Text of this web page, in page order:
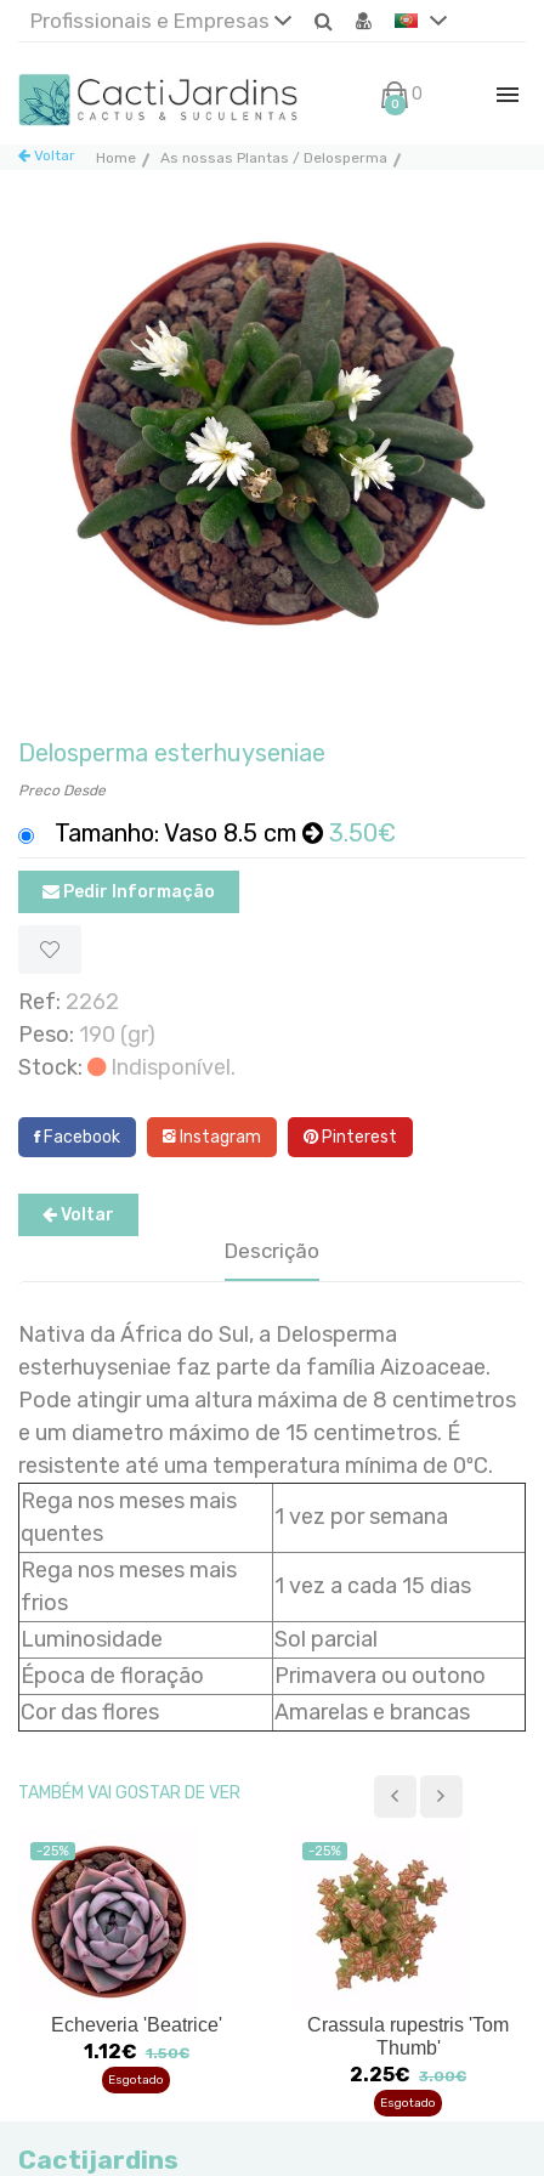
Profissionais e Empresas
0 0€
Home As nossas Plantas / Delosperma
Voltar
Delosperma esterhuyseniae
Preco Desde
Tamanho: Vaso 8.5 cm 3.50€
Pedir Informação
Ref: 2262
Peso: 190 (gr)
Stock:
Indisponível.
Facebook Instagram Pinterest
Voltar
Descrição
Nativa da África do Sul, a Delosperma
esterhuyseniae faz parte da família Aizoaceae.
Pode atingir uma altura máxima de 8 centimetros
e um diametro máximo de 15 centimetros. É
resistente até uma temperatura mínima de 0ºC.
Rega nos meses mais
quentes
1 vez por semana
Rega nos meses mais
frios
1 vez a cada 15 dias
Luminosidade
Sol parcial
Época de floração
Primavera ou outono
Cor das flores
Amarelas e brancas
TAMBÉM VAI GOSTAR DE VER
-25%
Echeveria 'Beatrice'
1.12€ 1.50€
Esgotado
-25%
Crassula rupestris 'Tom
Thumb'
2.25€ 3.00€
Esgotado
Cactijardins